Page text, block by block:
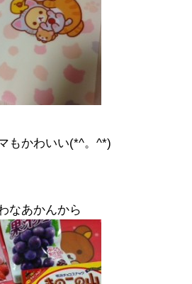
もかわいい(*^。^*)
なあかんから